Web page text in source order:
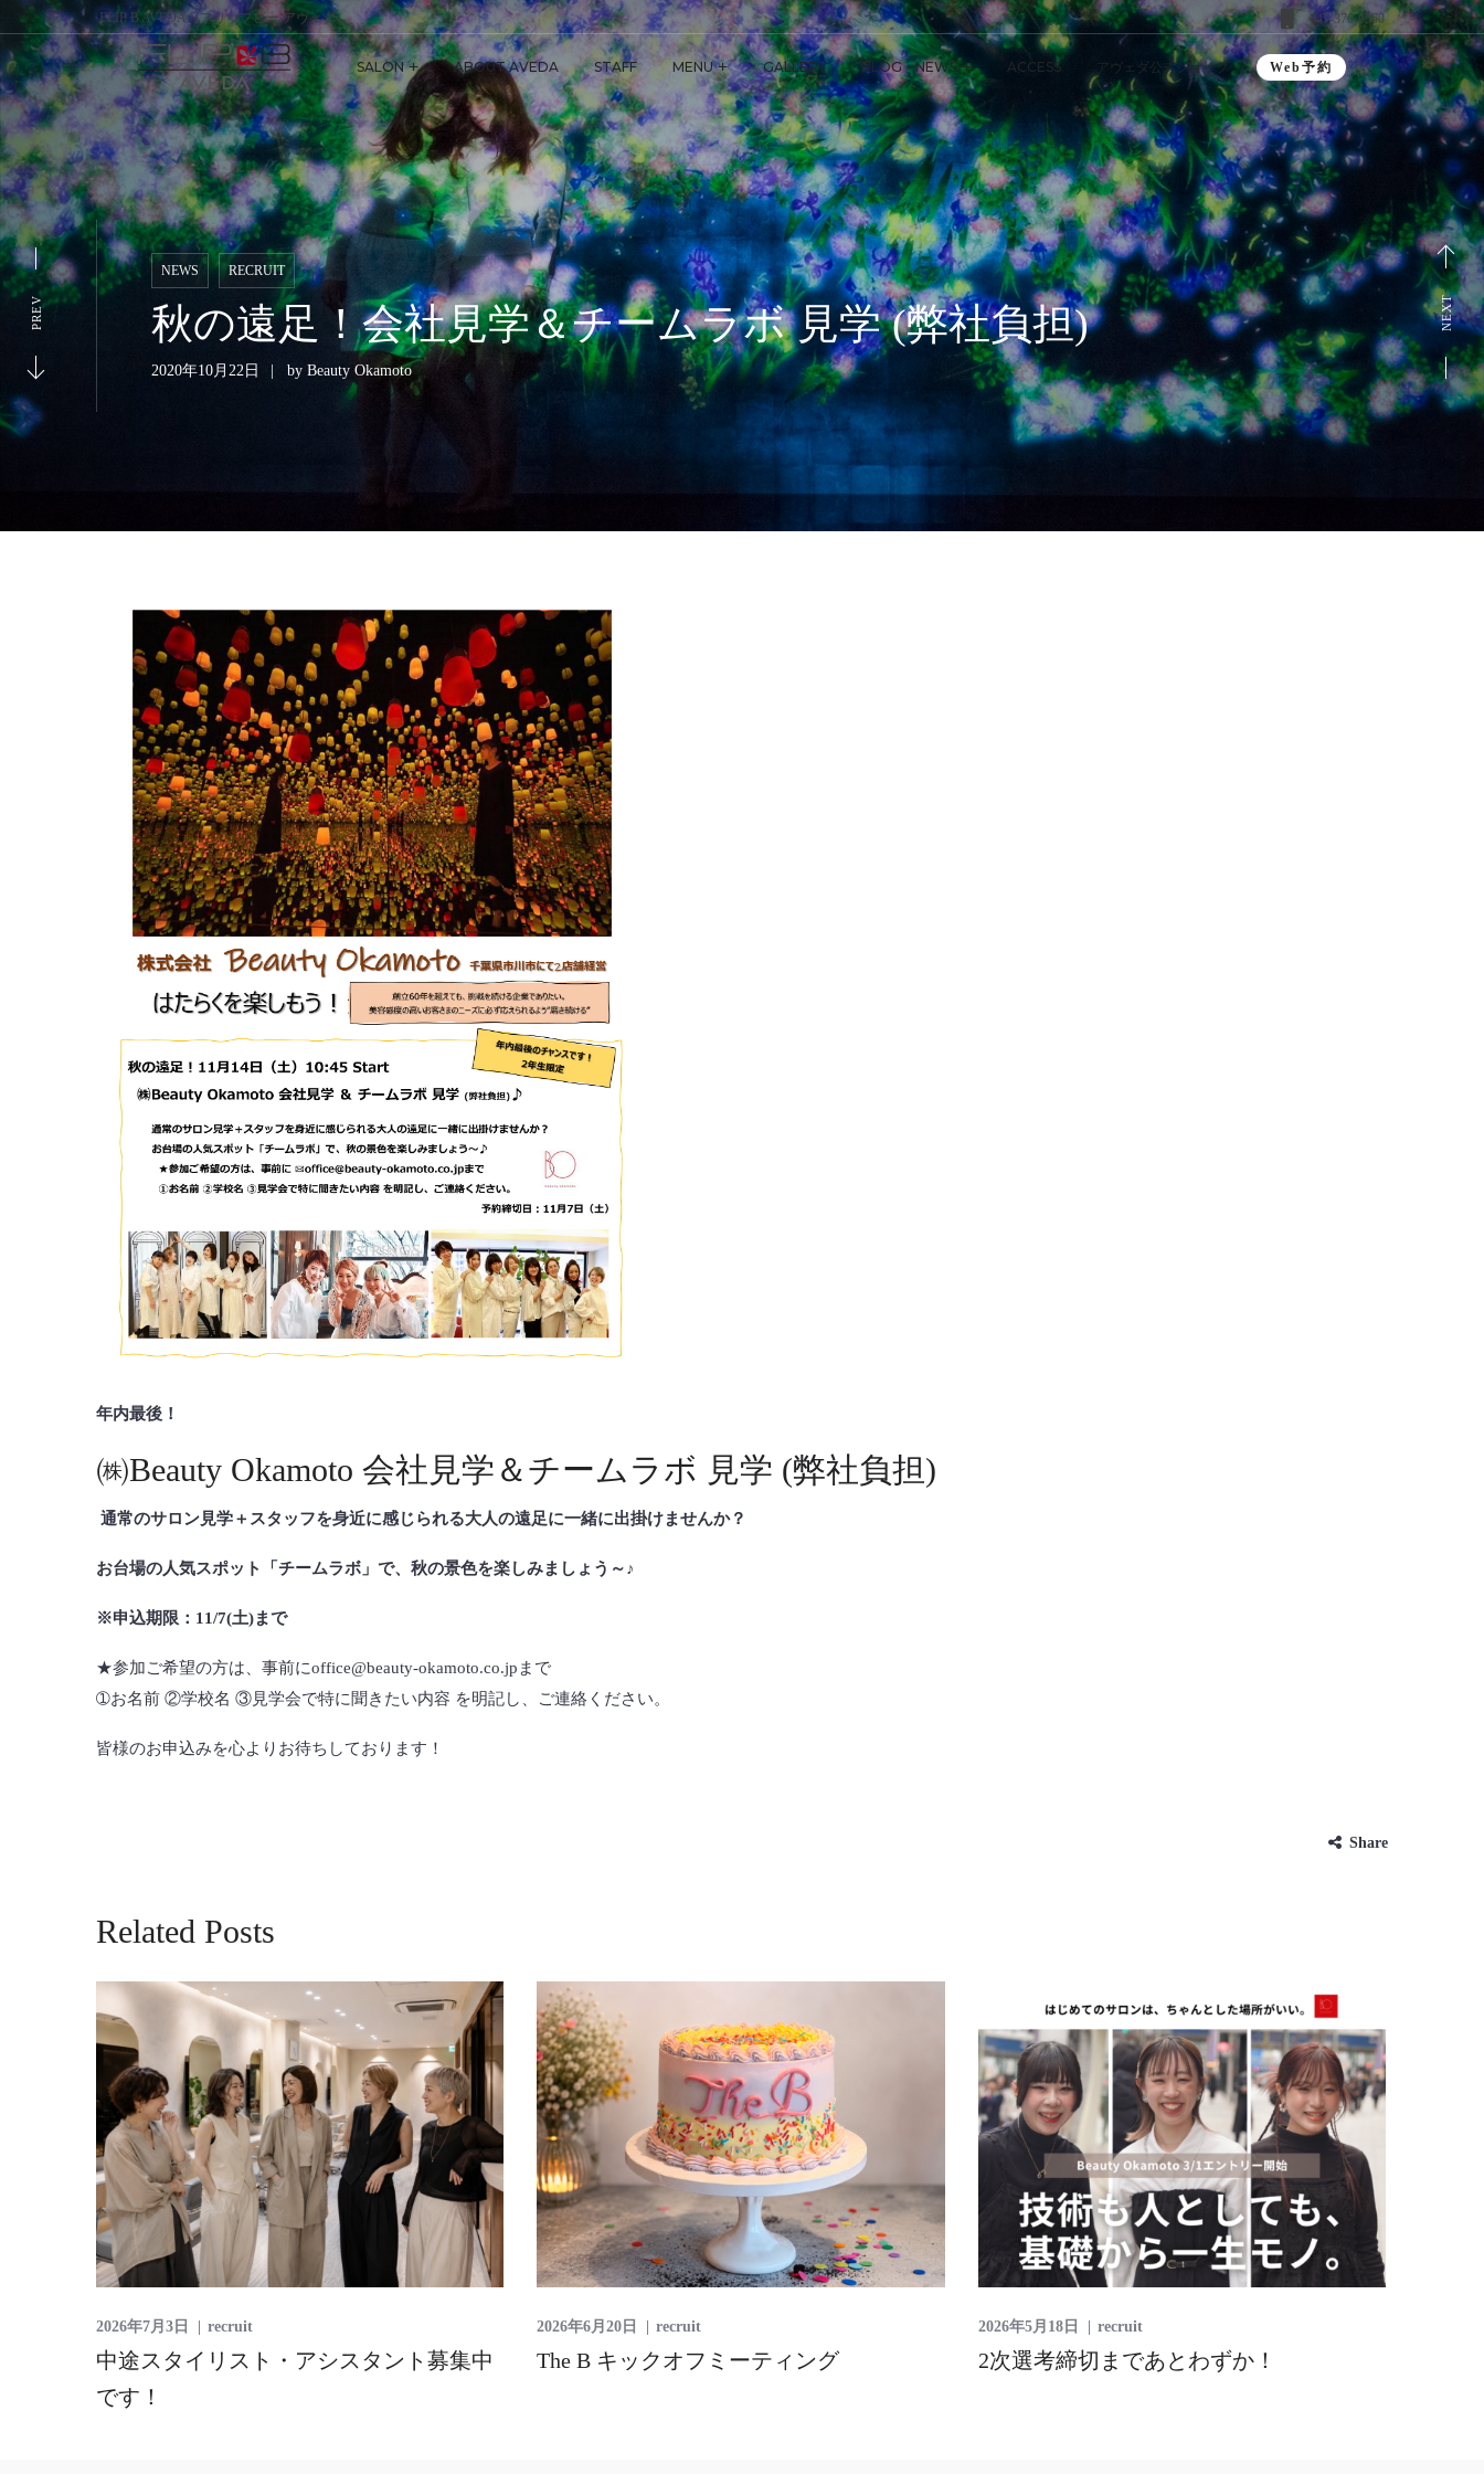
FLIP B AVEDA（フリップビー アヴェダ） 047-376-9560
SALON ABOUT AVEDA STAFF MENU GALLERY BLOG・NEWS ACCESS アヴェダ公式ショップ Web予約
NEWS RECRUIT
秋の遠足！会社見学＆チームラボ 見学 (弊社負担)
2020年10月22日 by Beauty Okamoto
PREV NEXT
年内最後！
㈱Beauty Okamoto 会社見学＆チームラボ 見学 (弊社負担)
通常のサロン見学＋スタッフを身近に感じられる大人の遠足に一緒に出掛けませんか？
お台場の人気スポット「チームラボ」で、秋の景色を楽しみましょう～♪
※申込期限：11/7(土)まで
★参加ご希望の方は、事前にoffice@beauty-okamoto.co.jpまで
➀お名前 ②学校名 ③見学会で特に聞きたい内容 を明記し、ご連絡ください。
皆様のお申込みを心よりお待ちしております！
Share
Related Posts
2026年7月3日 recruit
中途スタイリスト・アシスタント募集中
です！
2026年6月20日 recruit
The B キックオフミーティング
2026年5月18日 recruit
2次選考締切まであとわずか！